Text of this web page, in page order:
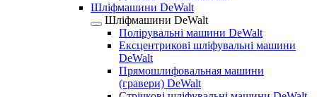
Шліфмашини DeWalt
Шліфмашини DeWalt
Полірувальні машини DeWalt
Ексцентрикові шліфувальні машини
DeWalt
Прямошлифовальная машини
(гравери) DeWalt